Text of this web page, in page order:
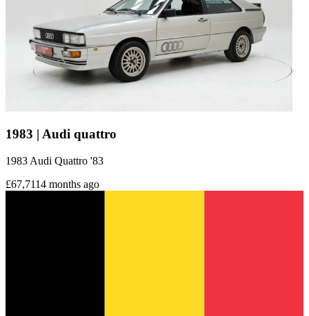
1983 | Audi quattro
1983 Audi Quattro '83
£67,7114 months ago